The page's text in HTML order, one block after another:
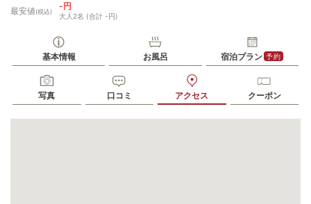
最安値(税込)
-円
大人2名 (合計 -円)
基本情報 お風呂 宿泊プラン 予約
写真 口コミ アクセス クーポン